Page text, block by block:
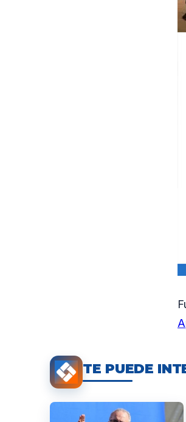
TE PUEDE